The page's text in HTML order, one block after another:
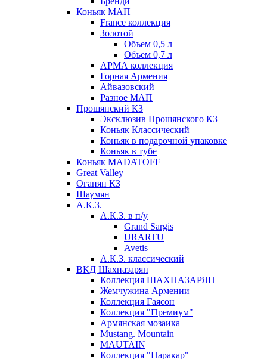
Коньяк МАП
France коллекция
Золотой
Объем 0,5 л
Объем 0,7 л
АРМА коллекция
Горная Армения
Айвазовский
Разное МАП
Прошянский КЗ
Эксклюзив Прошянского КЗ
Коньяк Классический
Коньяк в подарочной упаковке
Коньяк в тубе
Коньяк MADATOFF
Great Valley
Оганян КЗ
Шаумян
А.К.З.
А.К.З. в п/у
Grand Sargis
URARTU
Avetis
А.К.З. классический
ВКД Шахназарян
Коллекция ШАХНАЗАРЯН
Жемчужина Армении
Коллекция Гаясон
Коллекция "Премиум"
Армянская мозаика
Mustang. Mountain
MAUTAIN
Коллекция "Паракар"